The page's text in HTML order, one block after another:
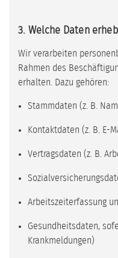
3. Welche Daten
Wir verarbeiten
Rahmen des
erhalten. Dazu gehören:
Stammdaten (z. B.
Kontaktdaten (z. B. E-
Vertragsdaten (z. B.
Arbeitszeiterfassung
Gesundheitsdaten,
Krankmeldungen)